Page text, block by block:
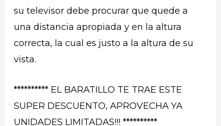
su televisor debe procurar que quede a
una distancia apropiada y en la altura
correcta, la cual es justo a la altura de su
vista.
********** EL BARATILLO TE TRAE ESTE
SUPER DESCUENTO, APROVECHA YA
UNIDADES LIMITADAS!!! **********